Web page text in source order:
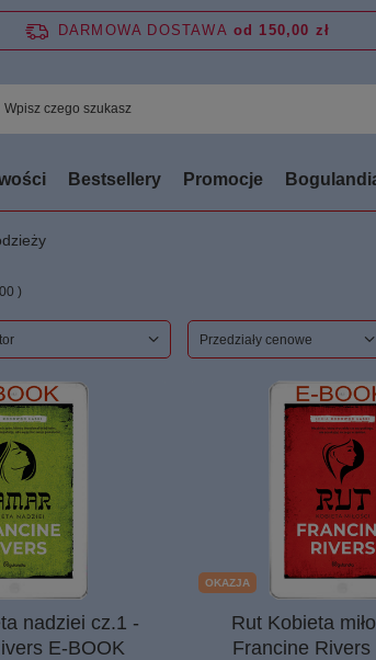
DARMOWA DOSTAWA od 150,00 zł
Bestsellery Promocje
)
Przedziały cenowe
nadziei cz.1 -
E-BOOK
OKAZJA
Rut Kobieta
Francine Rivers